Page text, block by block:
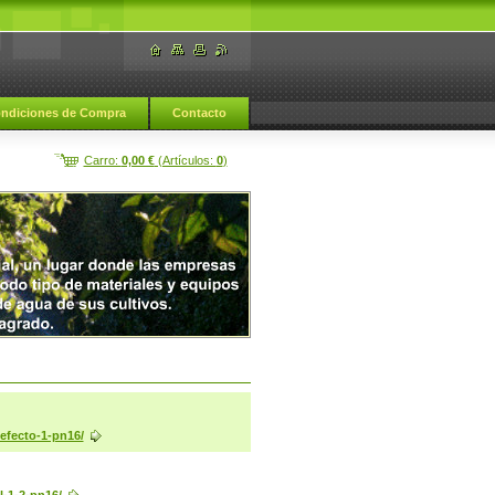
de Compra Contacto
Carro: 0,00 €(Artículos: 0)
1-pn16/